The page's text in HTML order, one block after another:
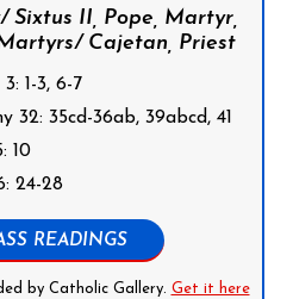
Sixtus II, Pope, Martyr,
Cajetan, Priest
1-3, 6-7
32: 35cd-36ab, 39abcd, 41
10
24-28
READINGS
by Catholic Gallery. Get it here